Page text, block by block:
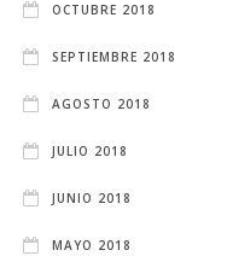
OCTUBRE 2018
SEPTIEMBRE 2018
AGOSTO 2018
JULIO 2018
JUNIO 2018
MAYO 2018